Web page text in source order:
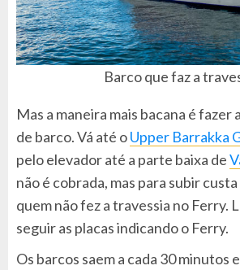
Barco que faz a
Mas a maneira mais bacana é fazer
de barco. Vá até oUpper Barrakka
pelo elevador até a parte baixa de
não é cobrada, mas para subir
quem não fez a travessia no Ferry.
seguir as placas indicando o Ferry.
Os barcos saem a cada 30 minutos